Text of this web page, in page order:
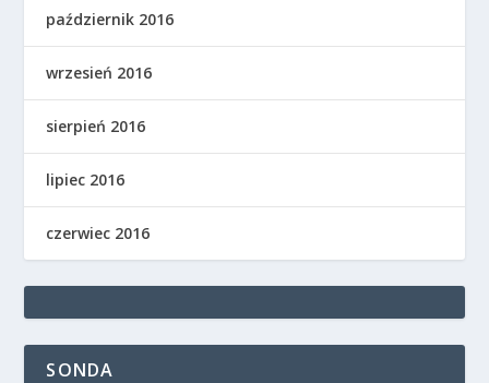
październik 2016
wrzesień 2016
sierpień 2016
lipiec 2016
czerwiec 2016
SONDA